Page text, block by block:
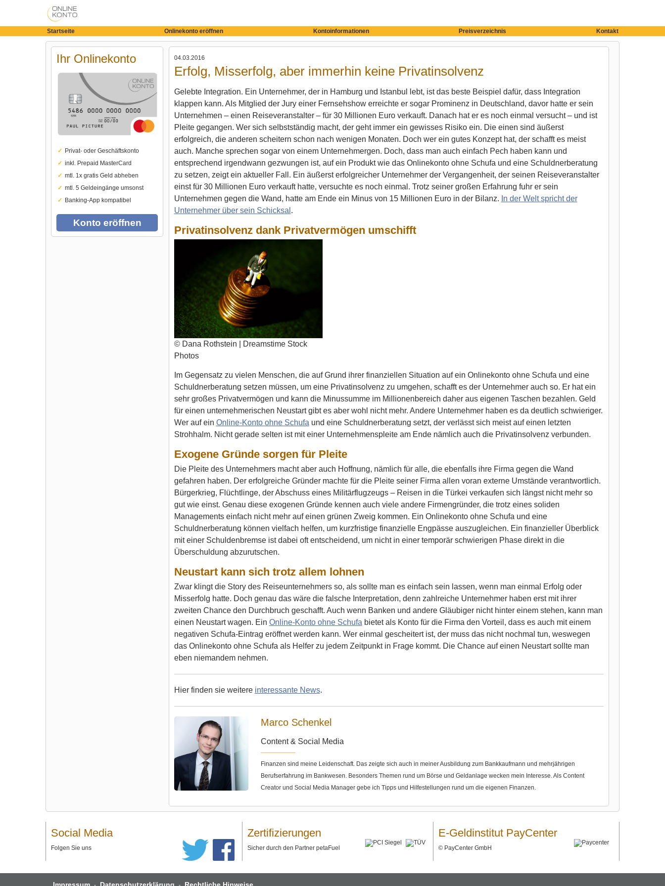
Startseite Onlinekonto eröffnen Kontoinformationen Preisverzeichnis Kontakt
Ihr Onlinekonto
Privat- oder Geschäftskonto
inkl. Prepaid MasterCard
mtl. 1x gratis Geld abheben
mtl. 5 Geldeingänge umsonst
Banking-App kompatibel
Konto eröffnen
04.03.2016
Erfolg, Misserfolg, aber immerhin keine Privatinsolvenz
Gelebte Integration. Ein Unternehmer, der in Hamburg und Istanbul lebt, ist das beste Beispiel dafür, dass Integration
klappen kann. Als Mitglied der Jury einer Fernsehshow erreichte er sogar Prominenz in Deutschland, davor hatte er sein
Unternehmen – einen Reiseveranstalter – für 30 Millionen Euro verkauft. Danach hat er es noch einmal versucht – und ist
Pleite gegangen. Wer sich selbstständig macht, der geht immer ein gewisses Risiko ein. Die einen sind äußerst
erfolgreich, die anderen scheitern schon nach wenigen Monaten. Doch wer ein gutes Konzept hat, der schafft es meist
auch. Manche sprechen sogar von einem Unternehmergen. Doch, dass man auch einfach Pech haben kann und
entsprechend irgendwann gezwungen ist, auf ein Produkt wie das Onlinekonto ohne Schufa und eine Schuldnerberatung
zu setzen, zeigt ein aktueller Fall. Ein äußerst erfolgreicher Unternehmer der Vergangenheit, der seinen Reiseveranstalter
einst für 30 Millionen Euro verkauft hatte, versuchte es noch einmal. Trotz seiner großen Erfahrung fuhr er sein
Unternehmen gegen die Wand, hatte am Ende ein Minus von 15 Millionen Euro in der Bilanz. In der Welt spricht der
Unternehmer über sein Schicksal .
Privatinsolvenz dank Privatvermögen umschifft
© Dana Rothstein | Dreamstime Stock
Photos
Im Gegensatz zu vielen Menschen, die auf Grund ihrer finanziellen Situation auf ein Onlinekonto ohne Schufa und eine
Schuldnerberatung setzen müssen, um eine Privatinsolvenz zu umgehen, schafft es der Unternehmer auch so. Er hat ein
sehr großes Privatvermögen und kann die Minussumme im Millionenbereich daher aus eigenen Taschen bezahlen. Geld
für einen unternehmerischen Neustart gibt es aber wohl nicht mehr. Andere Unternehmer haben es da deutlich schwieriger.
Wer auf ein Online-Konto ohne Schufa und eine Schuldnerberatung setzt, der verlässt sich meist auf einen letzten
Strohhalm. Nicht gerade selten ist mit einer Unternehmenspleite am Ende nämlich auch die Privatinsolvenz verbunden.
Exogene Gründe sorgen für Pleite
Die Pleite des Unternehmers macht aber auch Hoffnung, nämlich für alle, die ebenfalls ihre Firma gegen die Wand
gefahren haben. Der erfolgreiche Gründer machte für die Pleite seiner Firma allen voran externe Umstände verantwortlich.
Bürgerkrieg, Flüchtlinge, der Abschuss eines Militärflugzeugs – Reisen in die Türkei verkaufen sich längst nicht mehr so
gut wie einst. Genau diese exogenen Gründe kennen auch viele andere Firmengründer, die trotz eines soliden
Managements einfach nicht mehr auf einen grünen Zweig kommen. Ein Onlinekonto ohne Schufa und eine
Schuldnerberatung können vielfach helfen, um kurzfristige finanzielle Engpässe auszugleichen. Ein finanzieller Überblick
mit einer Schuldenbremse ist dabei oft entscheidend, um nicht in einer temporär schwierigen Phase direkt in die
Überschuldung abzurutschen.
Neustart kann sich trotz allem lohnen
Zwar klingt die Story des Reiseunternehmers so, als sollte man es einfach sein lassen, wenn man einmal Erfolg oder
Misserfolg hatte. Doch genau das wäre die falsche Interpretation, denn zahlreiche Unternehmer haben erst mit ihrer
zweiten Chance den Durchbruch geschafft. Auch wenn Banken und andere Gläubiger nicht hinter einem stehen, kann man
einen Neustart wagen. Ein Online-Konto ohne Schufa bietet als Konto für die Firma den Vorteil, dass es auch mit einem
negativen Schufa-Eintrag eröffnet werden kann. Wer einmal gescheitert ist, der muss das nicht nochmal tun, weswegen
das Onlinekonto ohne Schufa als Helfer zu jedem Zeitpunkt in Frage kommt. Die Chance auf einen Neustart sollte man
eben niemandem nehmen.
Hier finden sie weitere interessante News.
Marco Schenkel
Content & Social Media
Finanzen sind meine Leidenschaft. Das zeigte sich auch in meiner Ausbildung zum Bankkaufmann und mehrjährigen
Berufserfahrung im Bankwesen. Besonders Themen rund um Börse und Geldanlage wecken mein Interesse. Als Content
Creator und Social Media Manager gebe ich Tipps und Hilfestellungen rund um die eigenen Finanzen.
Social Media
Folgen Sie uns
Zertifizierungen
Sicher durch den Partner petaFuel
E-Geldinstitut PayCenter
© PayCenter GmbH
Impressum Datenschutzerklärung Rechtliche Hinweise